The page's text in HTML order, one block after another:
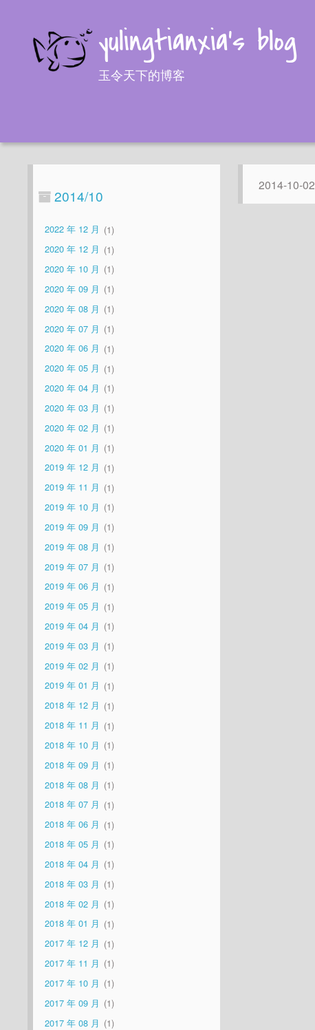
yulingtianxia's blog
玉令天下的博客
2014/10
2022 年 12 月
1
2020 年 12 月
1
2020 年 10 月
1
2020 年 09 月
1
2020 年 08 月
1
2020 年 07 月
1
2020 年 06 月
1
2020 年 05 月
1
2020 年 04 月
1
2020 年 03 月
1
2020 年 02 月
1
2020 年 01 月
1
2019 年 12 月
1
2019 年 11 月
1
2019 年 10 月
1
2019 年 09 月
1
2019 年 08 月
1
2019 年 07 月
1
2019 年 06 月
1
2019 年 05 月
1
2019 年 04 月
1
2019 年 03 月
1
2019 年 02 月
1
2019 年 01 月
1
2018 年 12 月
1
2018 年 11 月
1
2018 年 10 月
1
2018 年 09 月
1
2018 年 08 月
1
2018 年 07 月
1
2018 年 06 月
1
2018 年 05 月
1
2018 年 04 月
1
2018 年 03 月
1
2018 年 02 月
1
2018 年 01 月
1
2017 年 12 月
1
2017 年 11 月
1
2017 年 10 月
1
2017 年 09 月
1
2017 年 08 月
1
2014-10-02